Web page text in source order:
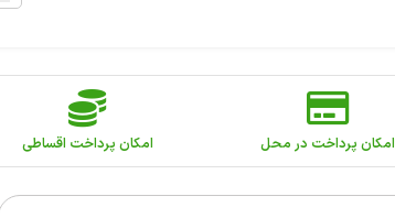
امکان پرداخت در محل امکان پرداخت اقساطی